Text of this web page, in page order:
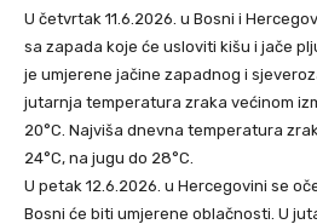
U četvrtak 11.6.2026. u Bosni i
sa zapada koje će usloviti kišu i jače
je umjerene jačine zapadnog i
jutarnja temperatura zraka većinom
20°C. Najviša dnevna temperatura
24°C, na jugu do 28°C.
U petak 12.6.2026. u Hercegovini se
Bosni će biti umjerene oblačnosti. U